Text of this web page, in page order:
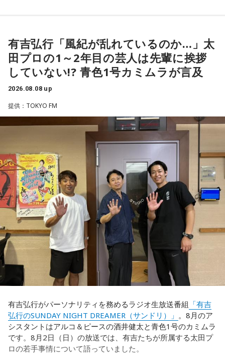
有吉弘行「風紀が乱れているのか…」太
田プロの1～2年目の芸人は先輩に挨拶
していない!? 青色1号カミムラが言及
2026.08.08 up
提供：TOKYO FM
有吉弘行がパーソナリティを務めるラジオ生放送番組 「有吉
弘行のSUNDAY NIGHT DREAMER（サンドリ）」 。8月のア
シスタントはアルコ＆ピースの酒井健太と青色1号のカミムラ
です。8月2日（日）の放送では、有吉たちが所属する太田プ
ロの若手事情について語っていました。